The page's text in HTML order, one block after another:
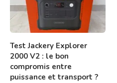
Test Jackery Explorer
2000 V2 : le bon
compromis entre
puissance et transport ?